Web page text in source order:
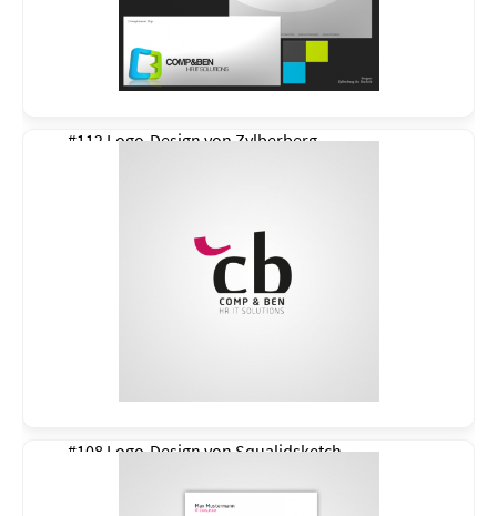
#112 Logo-Design vonZylberberg
#108 Logo-Design vonSqualidsketch